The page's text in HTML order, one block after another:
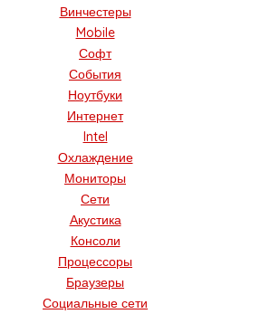
Винчестеры
Mobile
Софт
События
Ноутбуки
Интернет
Intel
Охлаждение
Мониторы
Сети
Акустика
Консоли
Процессоры
Браузеры
Социальные сети